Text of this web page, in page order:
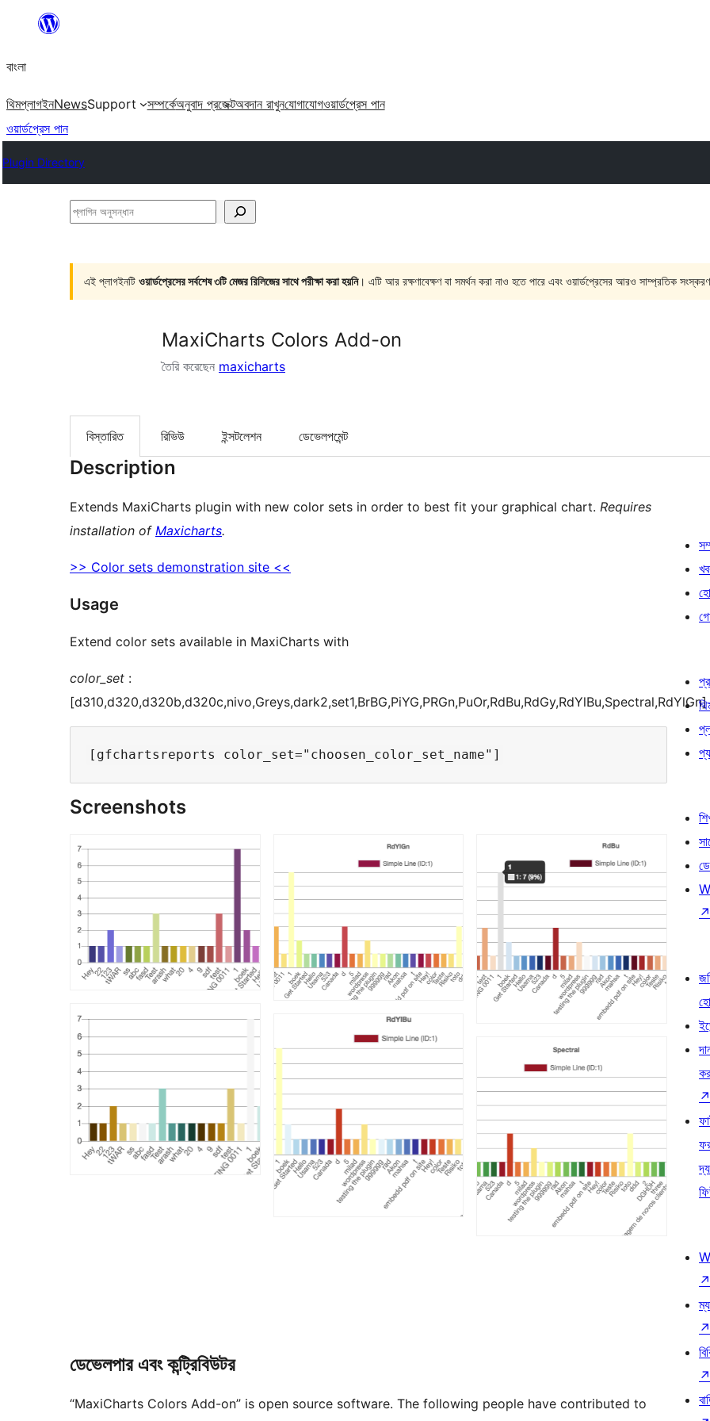
যান
বাংলা
থিমপ্লাগইনNewsSupport সম্পর্কেঅনুবাদ প্রজেক্টঅবদান রাখুনযোগাযোগওয়ার্ডপ্রেস পান
ওয়ার্ডপ্রেস পান
Plugin Directory
প্লাগিন
এই প্লাগইনটি ওয়ার্ডপ্রেসের সর্বশেষ ৩টি মেজর রিলিজের সাথে পরীক্ষা করা হয়নি। এটি আর রক্ষণাবেক্ষণ বা সমর্থন করা নাও হতে পারে এবং ওয়ার্ডপ্রেসের আরও সাম্প্রতিক
MaxiCharts Colors Add-on
তৈরি করেছেন maxicharts
বিস্তারিত রিভিউ ইন্সটলেশন ডেভেলপমেন্ট
Description
Extends MaxiCharts plugin with new color sets in order to best fit your graphical chart. Requires
installation of Maxicharts.
>> Color sets demonstration site <<
Usage
Extend color sets available in MaxiCharts with
color_set :
[d310,d320,d320b,d320c,nivo,Greys,dark2,set1,BrBG,PiYG,PRGn,PuOr,RdBu,RdGy,RdYlBu,Spectral,RdYlGn]
Screenshots
ডেভেলপার এবং কন্ট্রিবিউটর
“MaxiCharts Colors Add-on” is open source software. The following people have contributed to
↗
↗
দ্য
↗
↗
↗